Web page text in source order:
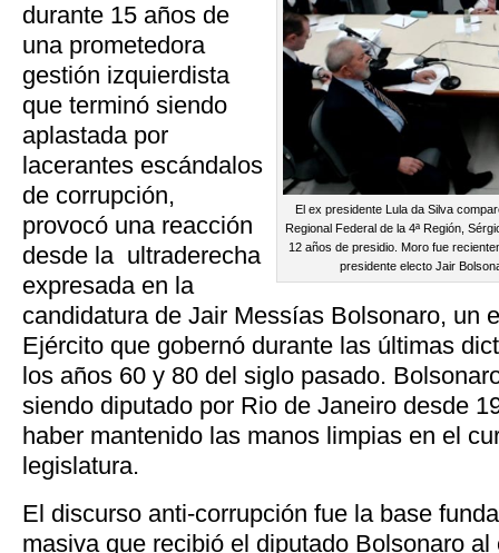
El ex presidente Lula da Silva
Regional Federal de la 4ª Región,
12 años de presidio. Moro fue
presidente electo Jair
durante 15 años de
una prometedora
gestión izquierdista
que terminó siendo
aplastada por
lacerantes escándalos
de corrupción,
provocó una reacción
desde la ultraderecha
expresada en la
candidatura de Jair Messías Bolsonaro, un
Ejército que gobernó durante las últimas
los años 60 y 80 del siglo pasado.
siendo diputado por Rio de Janeiro desde
haber mantenido las manos limpias en el
legislatura.
El discurso anti-corrupción fue la base
masiva que recibió el diputado Bolsonaro